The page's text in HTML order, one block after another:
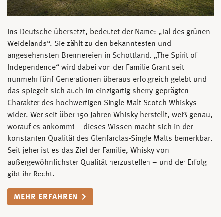
Ins Deutsche übersetzt, bedeutet der Name: „Tal des grünen
Weidelands“. Sie zählt zu den bekanntesten und
angesehensten Brennereien in Schottland. „The Spirit of
Independence“ wird dabei von der Familie Grant seit
nunmehr fünf Generationen überaus erfolgreich gelebt und
das spiegelt sich auch im einzigartig sherry-geprägten
Charakter des hochwertigen Single Malt Scotch Whiskys
wider. Wer seit über 150 Jahren Whisky herstellt, weiß genau,
worauf es ankommt – dieses Wissen macht sich in der
konstanten Qualität des Glenfarclas-Single Malts bemerkbar.
Seit jeher ist es das Ziel der Familie, Whisky von
außergewöhnlichster Qualität herzustellen – und der Erfolg
gibt ihr Recht.
MEHR ERFAHREN